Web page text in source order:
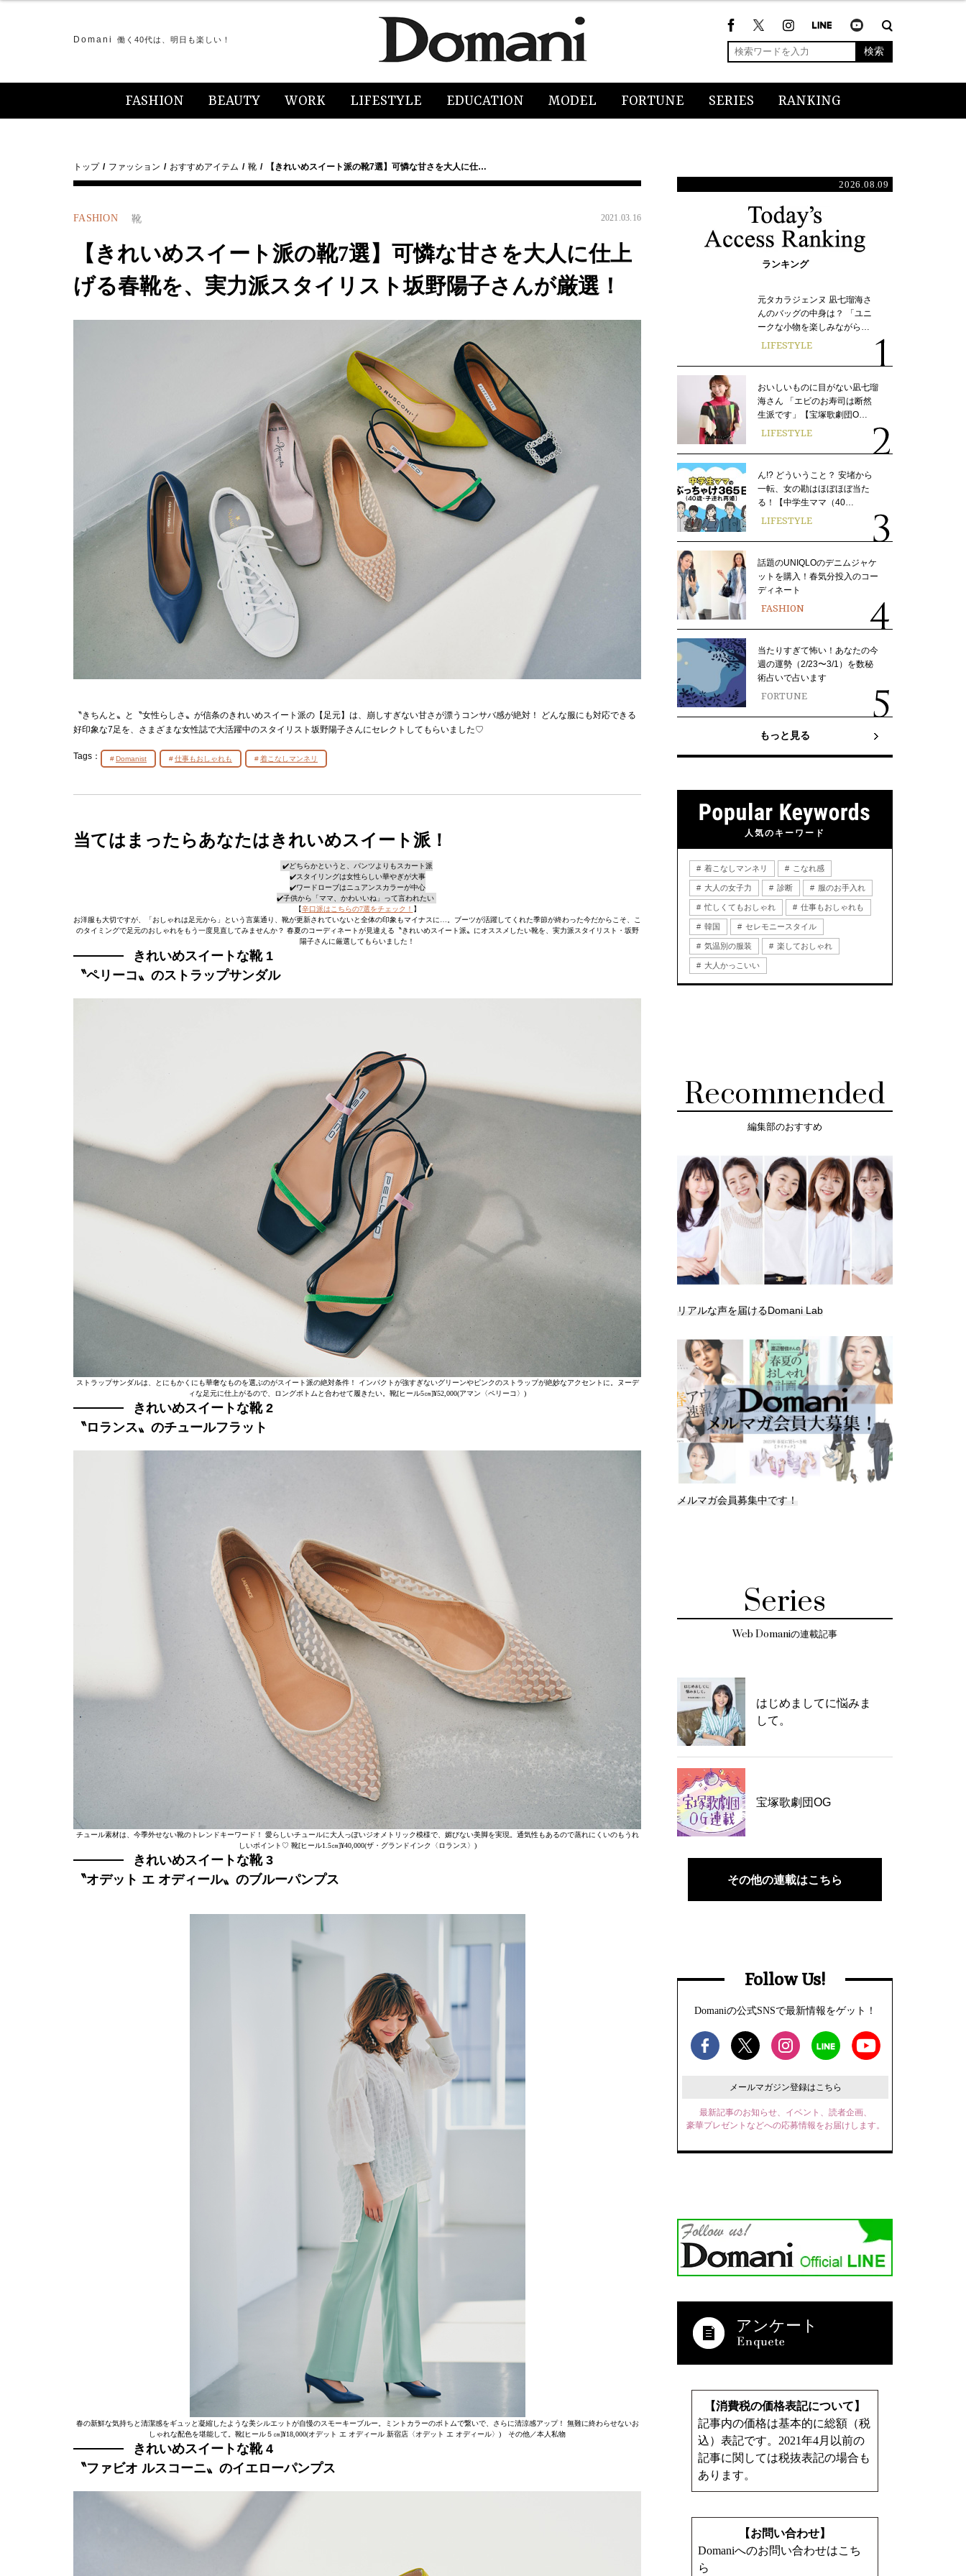
Domani 働く40代は、明日も楽しい！
検索
FASHION BEAUTY WORK LIFESTYLE EDUCATION MODEL FORTUNE SERIES RANKING
トップ ファッション おすすめアイテム 靴 【きれいめスイート派の靴7選】可憐な甘さを大人に仕…
FASHION 靴 2021.03.16
【きれいめスイート派の靴7選】可憐な甘さを大人に仕上
げる春靴を、実力派スタイリスト坂野陽子さんが厳選！
〝きちんと〟と〝女性らしさ〟が信条のきれいめスイート派の【足元】は、崩しすぎない甘さが漂うコンサバ感が絶対！ どんな服にも対応できる
好印象な7足を、さまざまな女性誌で大活躍中のスタイリスト坂野陽子さんにセレクトしてもらいました♡
Tags： Domanist 仕事もおしゃれも 着こなしマンネリ
当てはまったらあなたはきれいめスイート派！
✔️どちらかというと、パンツよりもスカート派
✔️スタイリングは女性らしい華やぎが大事
✔️ワードローブはニュアンスカラーが中心
✔️子供から「ママ、かわいいね」って言われたい
【辛口派はこちらの7選をチェック！ 】
お洋服も大切ですが、「おしゃれは足元から」という言葉通り、靴が更新されていないと全体の印象もマイナスに…。ブーツが活躍してくれた季節が終わった今だからこそ、こ
のタイミングで足元のおしゃれをもう一度見直してみませんか？ 春夏のコーディネートが見違える〝きれいめスイート派〟にオススメしたい靴を、実力派スタイリスト・坂野
陽子さんに厳選してもらいました！
きれいめスイートな靴 1
〝ペリーコ〟のストラップサンダル
ストラップサンダルは、とにもかくにも華奢なものを選ぶのがスイート派の絶対条件！ インパクトが強すぎないグリーンやピンクのストラップが絶妙なアクセントに。ヌーデ
ィな足元に仕上がるので、ロングボトムと合わせて履きたい。靴[ヒール5㎝]¥52,000(アマン〈ペリーコ〉)
きれいめスイートな靴 2
〝ロランス〟のチュールフラット
チュール素材は、今季外せない靴のトレンドキーワード！ 愛らしいチュールに大人っぽいジオメトリック模様で、媚びない美脚を実現。通気性もあるので蒸れにくいのもうれ
しいポイント♡ 靴[ヒール1.5㎝]¥40,000(ザ・グランドインク〈ロランス〉)
きれいめスイートな靴 3
〝オデット エ オディール〟のブルーパンプス
春の新鮮な気持ちと清潔感をギュッと凝縮したような美シルエットが自慢のスモーキーブルー。ミントカラーのボトムで繋いで、さらに清涼感アップ！ 無難に終わらせないお
しゃれな配色を堪能して。靴[ヒール５㎝]¥18,000(オデット エ オディール 新宿店〈オデット エ オディール〉) その他／本人私物
きれいめスイートな靴 4
〝ファビオ ルスコーニ〟のイエローパンプス
2026.08.09
ランキング
元タカラジェンヌ 凪七瑠海さ
んのバッグの中身は？ 「ユニ
ークな小物を楽しみながら…
LIFESTYLE
おいしいものに目がない凪七瑠
海さん 「エビのお寿司は断然
生派です」【宝塚歌劇団O…
LIFESTYLE
ん!? どういうこと？ 安堵から
一転、女の勘はほぼほぼ当た
る！【中学生ママ（40…
LIFESTYLE
話題のUNIQLOのデニムジャケ
ットを購入！春気分投入のコー
ディネート
FASHION
当たりすぎて怖い！あなたの今
週の運勢（2/23〜3/1）を数秘
術占いで占います
FORTUNE
もっと見る
人気のキーワード
着こなしマンネリ こなれ感
大人の女子力 診断 服のお手入れ
忙しくてもおしゃれ 仕事もおしゃれも
韓国 セレモニースタイル
気温別の服装 楽しておしゃれ
大人かっこいい
Recommended
編集部のおすすめ
リアルな声を届けるDomani Lab
メルマガ会員募集中です！
Series
Web Domaniの連載記事
はじめましてに悩みま
して。
宝塚歌劇団OG
その他の連載はこちら
Follow Us!
Domaniの公式SNSで最新情報をゲット！
メールマガジン登録はこちら
最新記事のお知らせ、イベント、読者企画、
豪華プレゼントなどへの応募情報をお届けします。
アンケート
【消費税の価格表記について】
記事内の価格は基本的に総額（税
込）表記です。2021年4月以前の
記事に関しては税抜表記の場合も
あります。
【お問い合わせ】
Domaniへのお問い合わせはこち
ら